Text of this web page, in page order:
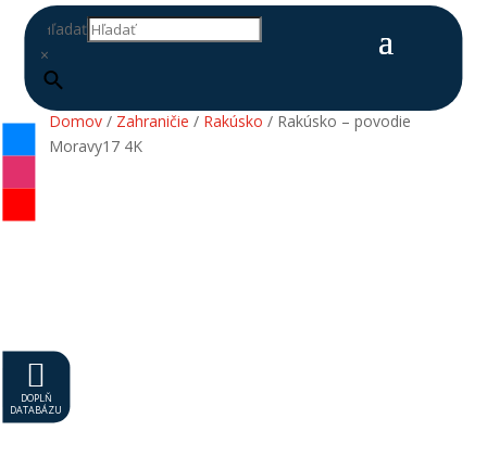
Hľadať
×

DOPLŇ
DATABÁZU
Domov/ Zahraničie / Rakúsko / Rakúsko – povodie
Moravy17 4K